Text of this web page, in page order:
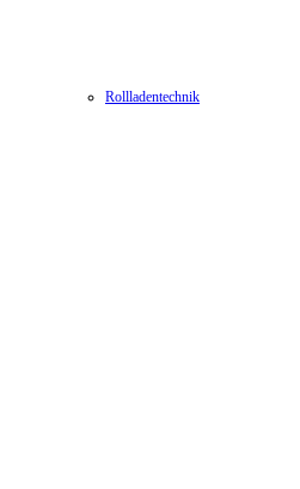
Rollladentechnik